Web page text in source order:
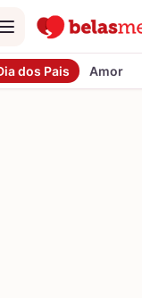
Menu
dos Pais Amor